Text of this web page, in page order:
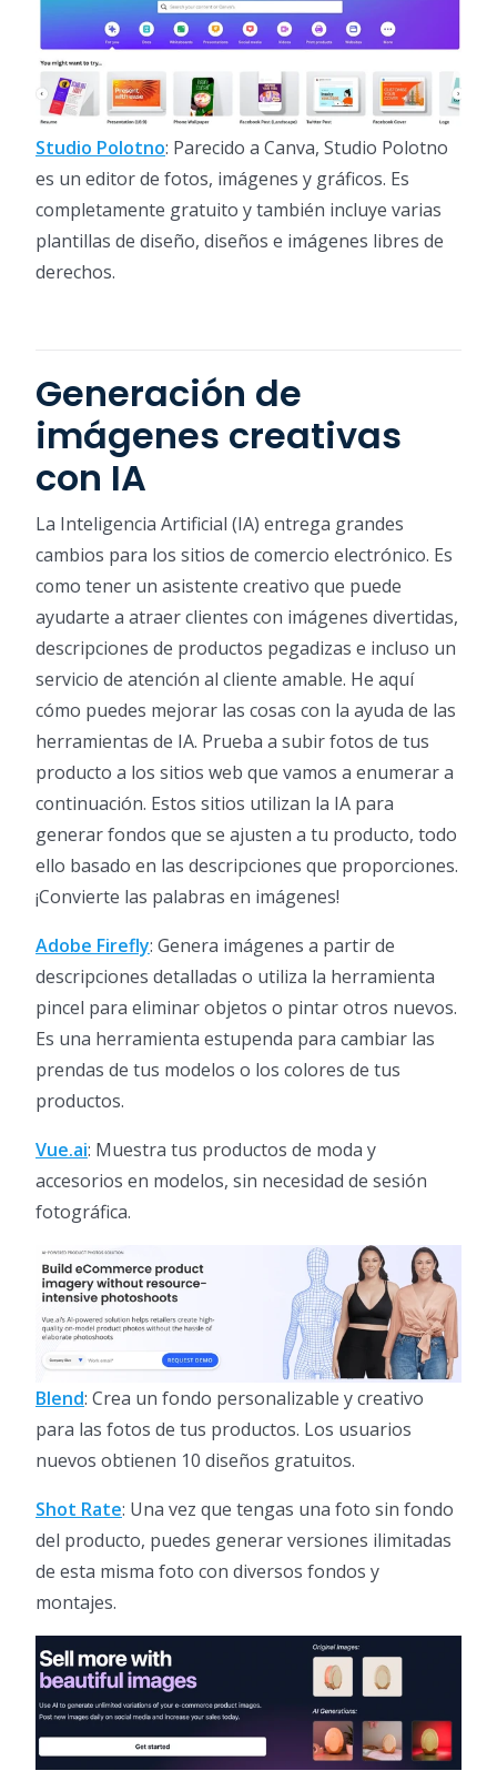
Studio Polotno: Parecido a Canva, Studio Polotno
es un editor de fotos, imágenes y gráficos. Es
completamente gratuito y también incluye varias
plantillas de diseño, diseños e imágenes libres de
derechos.
Generación de
imágenes creativas
con IA
La Inteligencia Artificial (IA) entrega grandes
cambios para los sitios de comercio electrónico. Es
como tener un asistente creativo que puede
ayudarte a atraer clientes con imágenes divertidas,
descripciones de productos pegadizas e incluso un
servicio de atención al cliente amable. He aquí
cómo puedes mejorar las cosas con la ayuda de las
herramientas de IA. Prueba a subir fotos de tus
producto a los sitios web que vamos a enumerar a
continuación. Estos sitios utilizan la IA para
generar fondos que se ajusten a tu producto, todo
ello basado en las descripciones que proporciones.
¡Convierte las palabras en imágenes!
Adobe Firefly: Genera imágenes a partir de
descripciones detalladas o utiliza la herramienta
pincel para eliminar objetos o pintar otros nuevos.
Es una herramienta estupenda para cambiar las
prendas de tus modelos o los colores de tus
productos.
Vue.ai: Muestra tus productos de moda y
accesorios en modelos, sin necesidad de sesión
fotográfica.
Blend: Crea un fondo personalizable y creativo
para las fotos de tus productos. Los usuarios
nuevos obtienen 10 diseños gratuitos.
Shot Rate: Una vez que tengas una foto sin fondo
del producto, puedes generar versiones ilimitadas
de esta misma foto con diversos fondos y
montajes.